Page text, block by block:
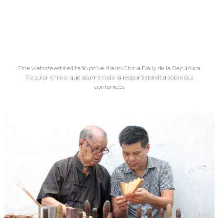
Este website está editado por el diario China Daily de la República
Popular China, que asume toda la responsabilidad sobre sus
contenidos